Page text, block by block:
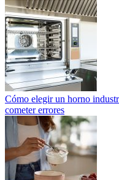
Cómo elegir un horno
cometer errores